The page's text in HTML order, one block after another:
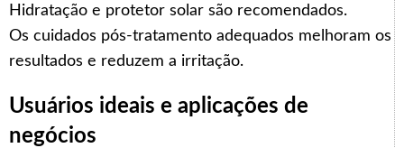
Hidratação e protetor solar são recomendados.
Os cuidados pós-tratamento adequados melhoram os
resultados e reduzem a irritação.
Usuários ideais e aplicações de
negócios